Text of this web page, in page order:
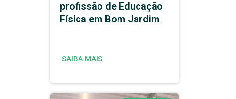
profissão de Educação
Física em Bom Jardim
SAIBA MAIS